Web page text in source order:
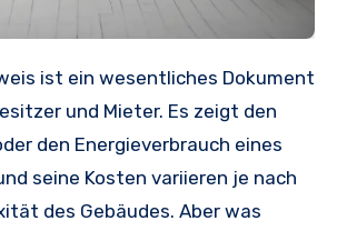
und Mieter. Es zeigt den
den Energieverbrauch eines
seine Kosten variieren je nach
des Gebäudes. Aber was